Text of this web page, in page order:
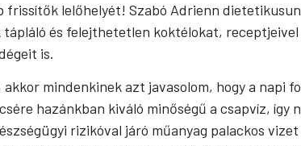
lelőhelyét! Szabó Adrienn
és felejthetetlen koktélokat,
is.
mindenkinek azt javasolom, hogy a napi
hazánkban kiváló minőségű a csapvíz, így
rizikóval járó műanyag palackos